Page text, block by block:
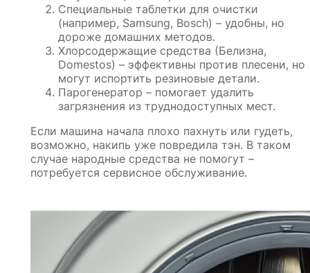
Специальные таблетки для очистки
(например, Samsung, Bosch) – удобны, но
дороже домашних методов.
Хлорсодержащие средства (Белизна,
Domestos) – эффективны против плесени, но
могут испортить резиновые детали.
Парогенератор – помогает удалить
загрязнения из труднодоступных мест.
Если машина начала плохо пахнуть или гудеть,
возможно, накипь уже повредила тэн. В таком
случае народные средства не помогут –
потребуется сервисное обслуживание.